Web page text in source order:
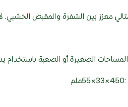
معزز بين الشفرة والمقبض
الصغيرة أو الصعبة باستخدام